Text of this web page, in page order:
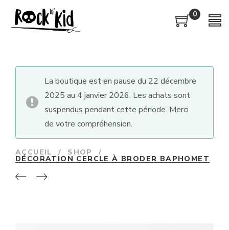
0
La boutique est en pause du 22 décembre
2025 au 4 janvier 2026. Les achats sont
suspendus pendant cette période. Merci
de votre compréhension.
ACCUEIL / SHOP /
DÉCORATION CERCLE À BRODER BAPHOMET